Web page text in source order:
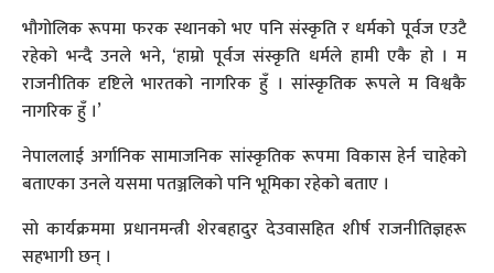
भौगोलिक रूपमा फरक स्थानको भए पनि संस्कृति र धर्मको पूर्वज एउटै
रहेको भन्दै उनले भने, ‘हाम्रो पूर्वज संस्कृति धर्मले हामी एकै हो । म
राजनीतिक दृष्टिले भारतको नागरिक हुँ । सांस्कृतिक रूपले म विश्वकै
नागरिक हुँ ।’
नेपाललाई अर्गानिक सामाजनिक सांस्कृतिक रूपमा विकास हेर्न चाहेको
बताएका उनले यसमा पतञ्जलिको पनि भूमिका रहेको बताए ।
साे कार्यक्रममा प्रधानमन्त्री शेरबहादुर देउवासहित शीर्ष राजनीतिज्ञहरू
सहभागी छन् ।